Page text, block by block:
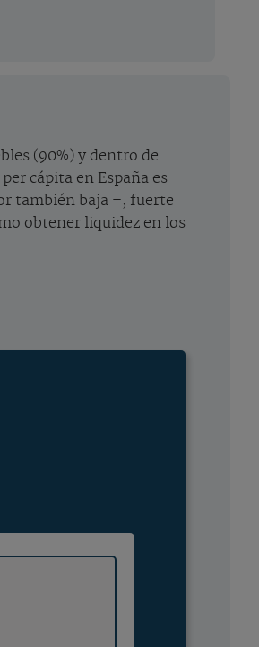
(90%) y dentro de
cápita en España es
también baja –, fuerte
obtener liquidez en los